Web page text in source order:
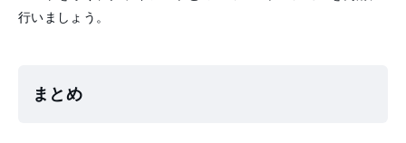
行いましょう。
まとめ